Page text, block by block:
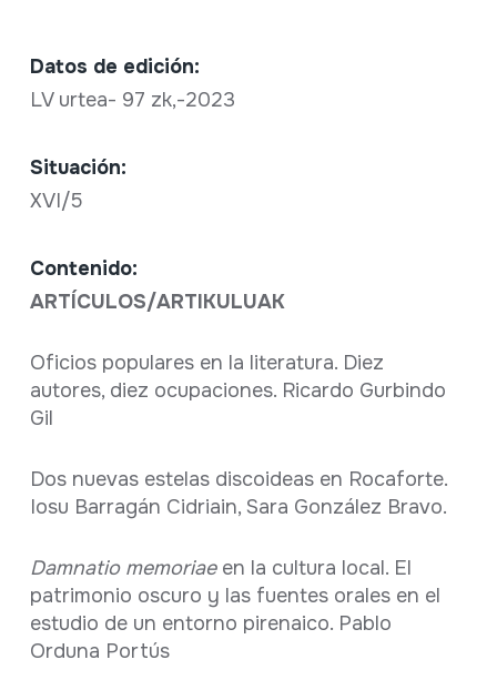
Datos de edición:
LV urtea- 97 zk,-2023
Situación:
XVI/5
Contenido:
ARTÍCULOS/ARTIKULUAK
Oficios populares en la literatura. Diez
autores, diez ocupaciones. Ricardo Gurbindo
Gil
Dos nuevas estelas discoideas en Rocaforte.
Iosu Barragán Cidriain, Sara González Bravo.
Damnatio memoriaeen la cultura local. El
patrimonio oscuro y las fuentes orales en el
estudio de un entorno pirenaico. Pablo
Orduna Portús